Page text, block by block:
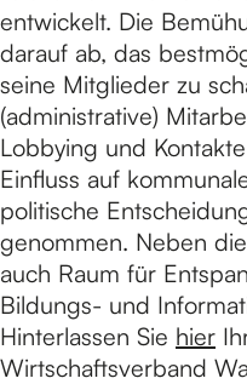
entwickelt. Die
darauf ab, das
seine Mitglieder zu
(administrative)
Lobbying und
Einfluss auf
politische
genommen. Neben
auch Raum für
Bildungs- und
Hinterlassen Sie hier
Wirtschaftsverband